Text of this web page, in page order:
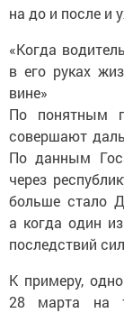
на до и после и
«Когда
в его руках
вине»
По понятным
совершают
По данным
через
больше стало
а когда один
последствий
К примеру,
28 марта на